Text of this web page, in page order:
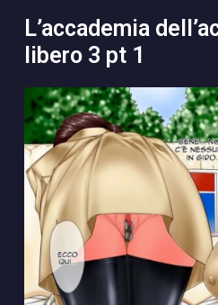
l’accademia dell’accoppiamento
libero 3 pt 1